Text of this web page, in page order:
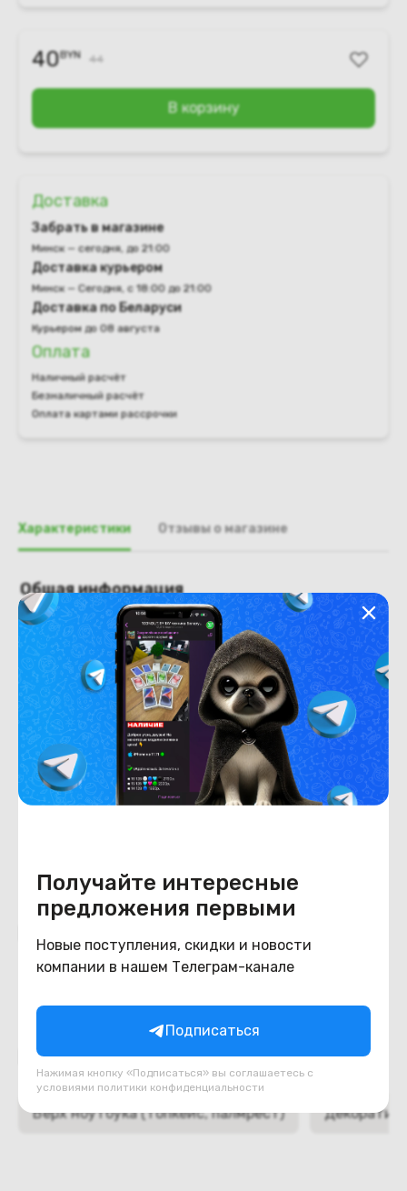
Получайте интересные
предложения первыми
Новые поступления, скидки и новости
компании в нашем Телеграм-канале
Подписаться
Нажимая кнопку «Подписаться» вы соглашаетесь с
условиями политики конфиденциальности
40BYN 44
В корзину
Доставка
Забрать в магазине
Минск — сегодня, до 21:00
Доставка курьером
Минск — Сегодня, с 18:00 до 21:00
Доставка по Беларуси
Курьером до 08 августа
Оплата
Наличный расчёт
Безналичный расчёт
Оплата картами рассрочки
Характеристики Отзывы о магазине
Общая информация
Производитель
Dell
Тип товара
Крышка матрицы
Состояние
Недостатки
состояние, запрос фото
уточнять у менеджера.
Состояние
Б/У
Внешний вид
состояние, запрос фото
уточнять у менеджера.
Похожие товары
Подборки товаров в категории
Верх ноутбука (топкейс, палмрест)